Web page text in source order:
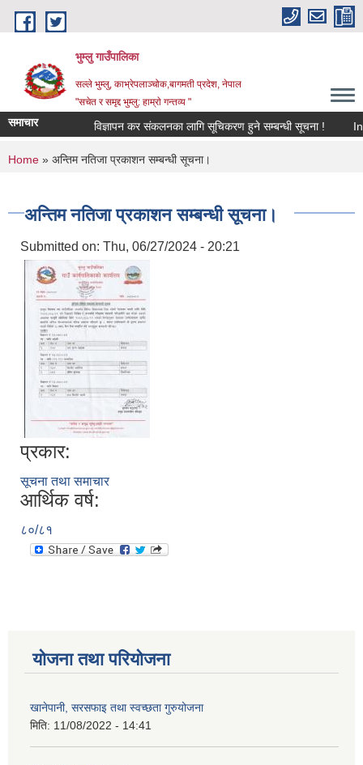
Skip to main content
भुम्लु गाउँपालिका
सल्ले भुम्लु, काभ्रेपलाञ्चोक,बागमती प्रदेश, नेपाल
"सचेत र समृद्द भुम्लु: हाम्राे गन्तव्य "
समाचार विज्ञापन कर संकलनका लागि सूचिकरण हुने सम्बन्धी सूचना !
You are here
Home » अन्तिम नतिजा प्रकाशन सम्बन्धी सूचना।
अन्तिम नतिजा प्रकाशन सम्बन्धी सूचना।
Submitted on: Thu, 06/27/2024 - 20:21
प्रकार:
सूचना तथा समाचार
आर्थिक वर्ष:
८०/८१
योजना तथा परियोजना
खानेपानी, सरसफाइ तथा स्वच्छता गुरुयोजना
मिति: 11/08/2022 - 14:41